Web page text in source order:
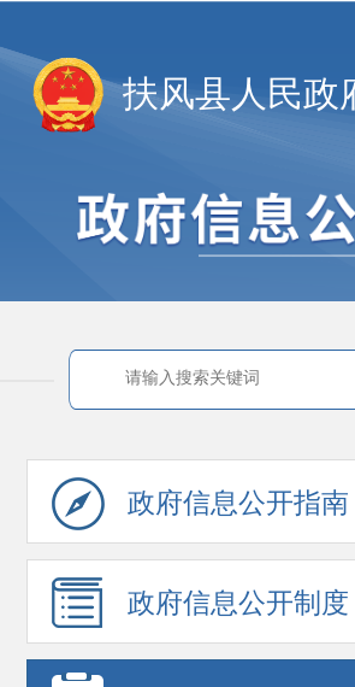
扶风县人民政
政府信息公开指南
政府信息公开制度